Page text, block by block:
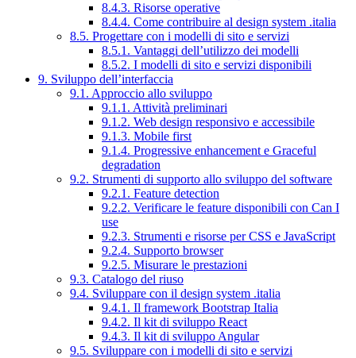
8.4.3. Risorse operative
8.4.4. Come contribuire al design system .italia
8.5. Progettare con i modelli di sito e servizi
8.5.1. Vantaggi dell’utilizzo dei modelli
8.5.2. I modelli di sito e servizi disponibili
9. Sviluppo dell’interfaccia
9.1. Approccio allo sviluppo
9.1.1. Attività preliminari
9.1.2. Web design responsivo e accessibile
9.1.3. Mobile first
9.1.4. Progressive enhancement e Graceful
degradation
9.2. Strumenti di supporto allo sviluppo del software
9.2.1. Feature detection
9.2.2. Verificare le feature disponibili con Can I
use
9.2.3. Strumenti e risorse per CSS e JavaScript
9.2.4. Supporto browser
9.2.5. Misurare le prestazioni
9.3. Catalogo del riuso
9.4. Sviluppare con il design system .italia
9.4.1. Il framework Bootstrap Italia
9.4.2. Il kit di sviluppo React
9.4.3. Il kit di sviluppo Angular
9.5. Sviluppare con i modelli di sito e servizi